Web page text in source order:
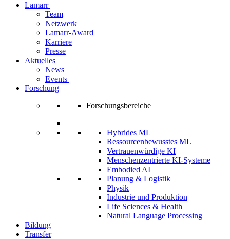
Lamarr
Team
Netzwerk
Lamarr-Award
Karriere
Presse
Aktuelles
News
Events
Forschung
Forschungsbereiche
Hybrides ML
Ressourcenbewusstes ML
Vertrauenwürdige KI
Menschenzentrierte KI-Systeme
Embodied AI
Planung & Logistik
Physik
Industrie und Produktion
Life Sciences & Health
Natural Language Processing
Bildung
Transfer